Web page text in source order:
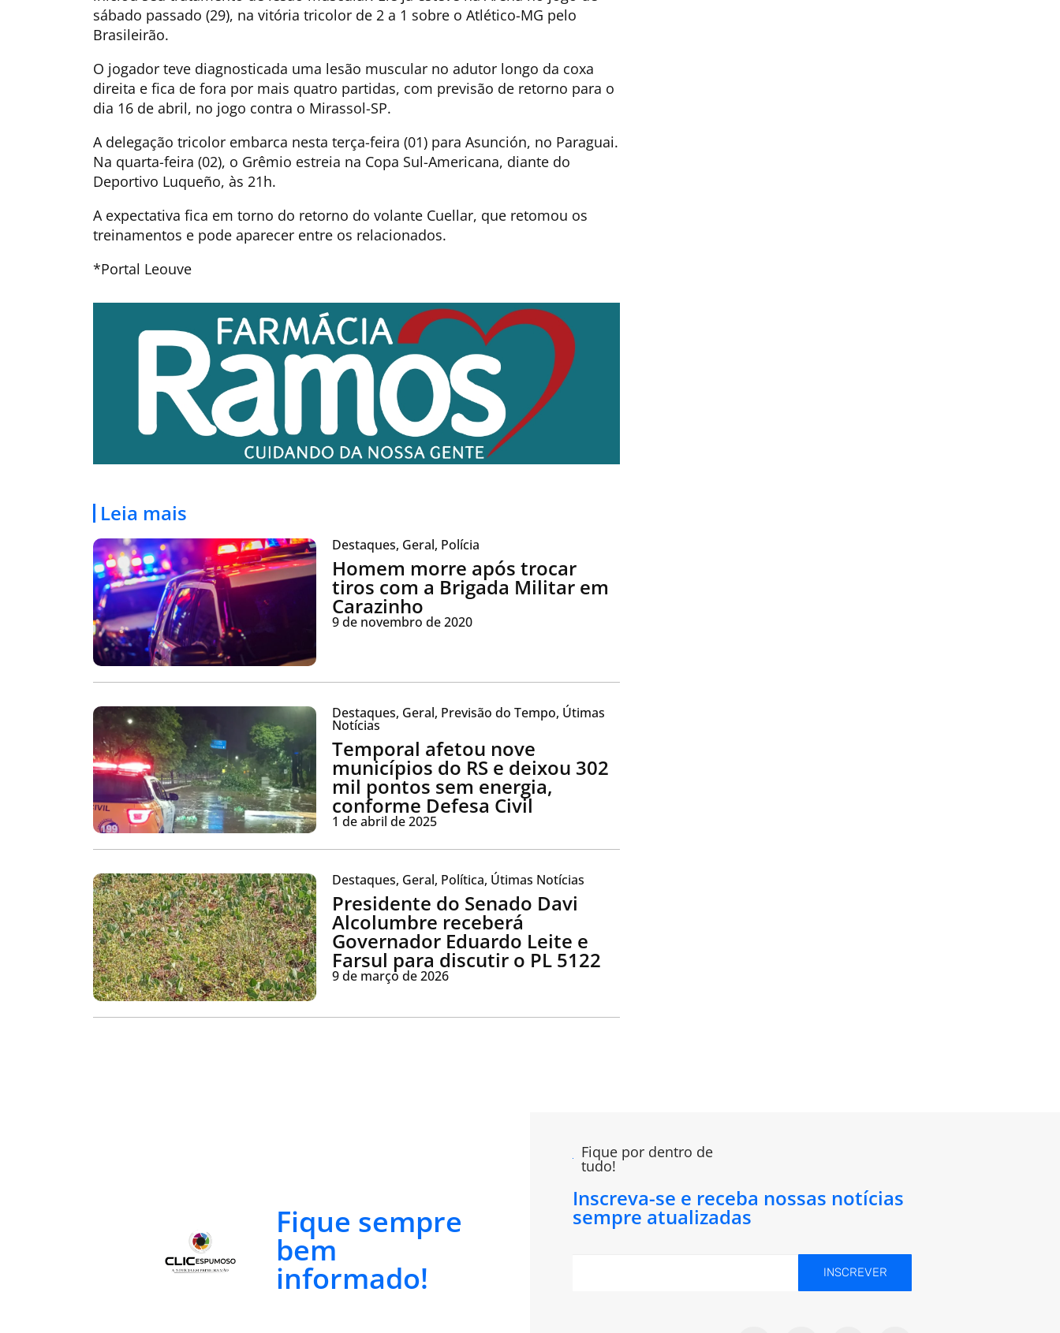
sábado passado (29), na vitória tricolor de 2 a 1 sobre o Atlético-MG pelo
Brasileirão.
O jogador teve diagnosticada uma lesão muscular no adutor longo da coxa
direita e fica de fora por mais quatro partidas, com previsão de retorno para o
dia 16 de abril, no jogo contra o Mirassol-SP.
A delegação tricolor embarca nesta terça-feira (01) para Asunción, no Paraguai.
Na quarta-feira (02), o Grêmio estreia na Copa Sul-Americana, diante do
Deportivo Luqueño, às 21h.
A expectativa fica em torno do retorno do volante Cuellar, que retomou os
treinamentos e pode aparecer entre os relacionados.
*Portal Leouve
Leia mais
Destaques, Geral, Polícia
Homem morre após trocar
tiros com a Brigada Militar em
Carazinho
9 de novembro de 2020
Destaques, Geral, Previsão do Tempo, Útimas
Notícias
Temporal afetou nove
municípios do RS e deixou 302
mil pontos sem energia,
conforme Defesa Civil
1 de abril de 2025
Destaques, Geral, Política, Útimas Notícias
Presidente do Senado Davi
Alcolumbre receberá
Governador Eduardo Leite e
Farsul para discutir o PL 5122
9 de março de 2026
Fique sempre
bem
informado!
Fique por dentro de
tudo!
Inscreva-se e receba nossas notícias
sempre atualizadas
INSCREVER